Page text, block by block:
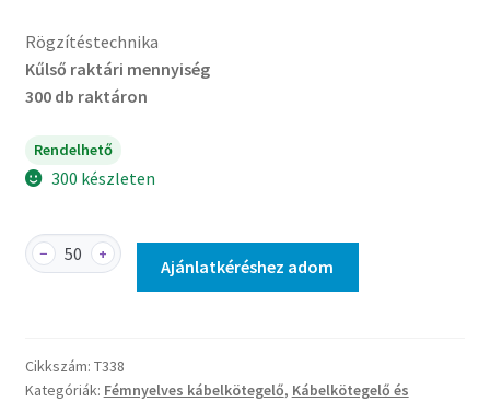
Rögzítéstechnika
Kűlső raktári mennyiség
300 db raktáron
Rendelhető
300 készleten
T338
natúr
mennyiség
− +
Ajánlatkéréshez adom
Cikkszám: T338
Kategóriák: Fémnyelves kábelkötegelő, Kábelkötegelő és